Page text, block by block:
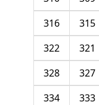
315
316
321
322
327
328
333
334